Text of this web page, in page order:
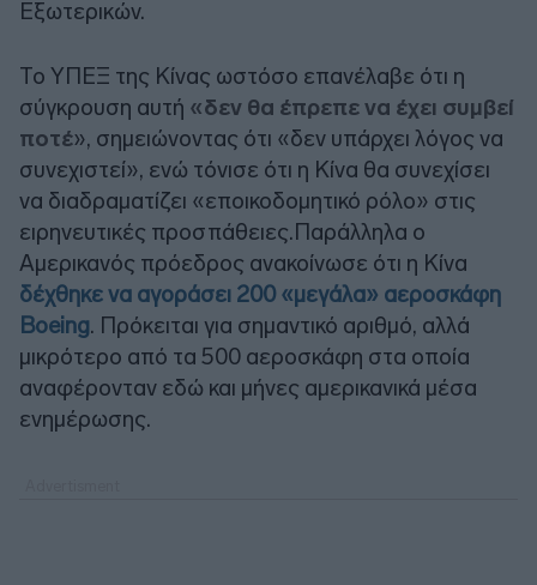
Εξωτερικών.
Το ΥΠΕΞ της Κίνας ωστόσο επανέλαβε ότι η
σύγκρουση αυτή «δεν θα έπρεπε να έχει συμβεί
ποτέ», σημειώνοντας ότι «δεν υπάρχει λόγος να
συνεχιστεί», ενώ τόνισε ότι η Κίνα θα συνεχίσει
να διαδραματίζει «εποικοδομητικό ρόλο» στις
ειρηνευτικές προσπάθειες.Παράλληλα ο
Αμερικανός πρόεδρος ανακοίνωσε ότι η Κίνα
δέχθηκε να αγοράσει 200 «μεγάλα» αεροσκάφη
Boeing. Πρόκειται για σημαντικό αριθμό, αλλά
μικρότερο από τα 500 αεροσκάφη στα οποία
αναφέρονταν εδώ και μήνες αμερικανικά μέσα
ενημέρωσης.